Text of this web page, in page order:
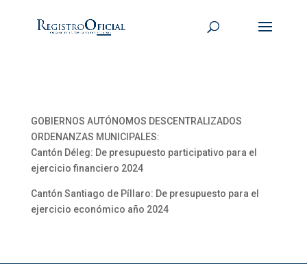
GOBIERNOS AUTÓNOMOS DESCENTRALIZADOS
ORDENANZAS MUNICIPALES:
Cantón Déleg: De presupuesto participativo para el
ejercicio financiero 2024
Cantón Santiago de Píllaro: De presupuesto para el
ejercicio económico año 2024